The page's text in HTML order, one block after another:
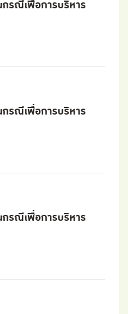
รณีเพื่อการบริหาร
รณีเพื่อการบริหาร
รณีเพื่อการบริหาร